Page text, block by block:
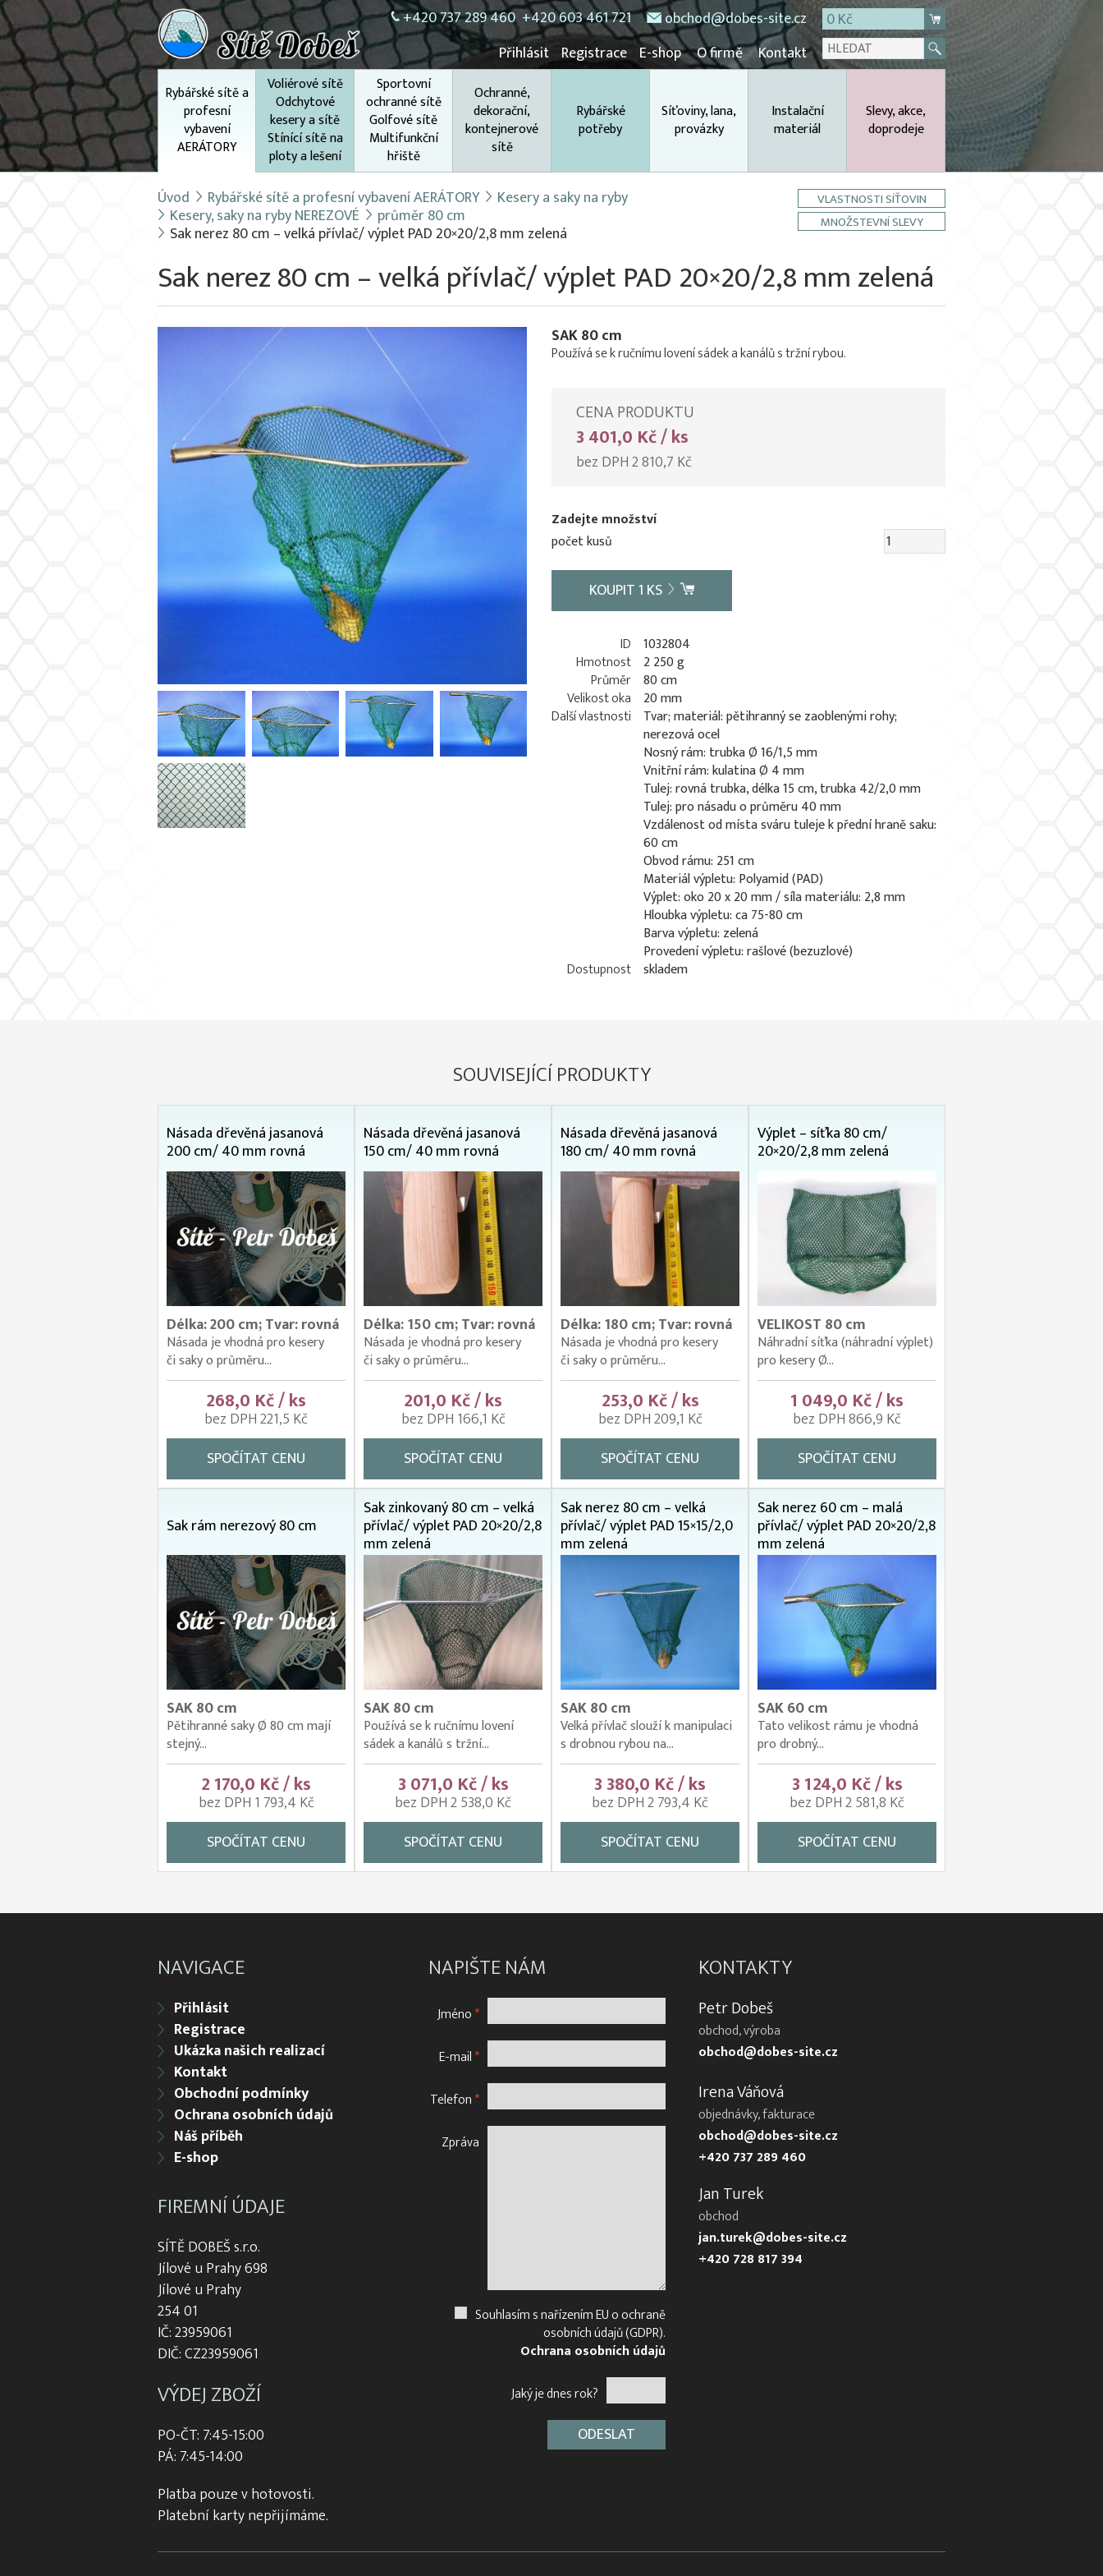
+420 737 289 460 +420 603 461 721 obchod@dobes-site.cz
0 Kč
Přihlásit Registrace E-shop O firmě Kontakt
Rybářské sítě a
profesní
vybavení
AERÁTORY
Voliérové sítě
Odchytové
kesery a sítě
Stínící sítě na
ploty a lešení
Sportovní
ochranné sítě
Golfové sítě
Multifunkční
hřiště
Ochranné,
dekorační,
kontejnerové
sítě
Rybářské
potřeby
Síťoviny, lana,
provázky
Instalační
materiál
Slevy, akce,
doprodeje
Úvod Rybářské sítě a profesní vybavení AERÁTORY Kesery a saky na ryby
Kesery, saky na ryby NEREZOVÉ průměr 80 cm
Sak nerez 80 cm – velká přívlač/ výplet PAD 20×20/2,8 mm zelená
VLASTNOSTI SÍŤOVIN
MNOŽSTEVNÍ SLEVY
Sak nerez 80 cm – velká přívlač/ výplet PAD 20×20/2,8 mm zelená
SAK 80 cm
Používá se k ručnímu lovení sádek a kanálů s tržní rybou.
CENA PRODUKTU
3 401,0 Kč / ks
bez DPH 2 810,7 Kč
Zadejte množství
počet kusů
KOUPIT1 KS
ID 1032804
Hmotnost 2 250 g
Průměr 80 cm
Velikost oka
20 mm
Další vlastnosti
Tvar; materiál: pětihranný se zaoblenými rohy;
nerezová ocel
Nosný rám: trubka Ø 16/1,5 mm
Vnitřní rám: kulatina Ø 4 mm
Tulej: rovná trubka, délka 15 cm, trubka 42/2,0 mm
Tulej: pro násadu o průměru 40 mm
Vzdálenost od místa sváru tuleje k přední hraně saku:
60 cm
Obvod rámu: 251 cm
Materiál výpletu: Polyamid (PAD)
Výplet: oko 20 x 20 mm / síla materiálu: 2,8 mm
Hloubka výpletu: ca 75-80 cm
Barva výpletu: zelená
Provedení výpletu: rašlové (bezuzlové)
Dostupnost skladem
SOUVISEJÍCÍ PRODUKTY
Násada dřevěná jasanová
200 cm/ 40 mm rovná
Délka: 200 cm; Tvar: rovná
Násada je vhodná pro kesery
či saky o průměru...
268,0 Kč / ks
bez DPH 221,5 Kč
SPOČÍTAT CENU
Násada dřevěná jasanová
150 cm/ 40 mm rovná
Délka: 150 cm; Tvar: rovná
Násada je vhodná pro kesery
či saky o průměru...
201,0 Kč / ks
bez DPH 166,1 Kč
SPOČÍTAT CENU
Násada dřevěná jasanová
180 cm/ 40 mm rovná
Délka: 180 cm; Tvar: rovná
Násada je vhodná pro kesery
či saky o průměru...
253,0 Kč / ks
bez DPH 209,1 Kč
SPOČÍTAT CENU
Výplet – síťka 80 cm/
20×20/2,8 mm zelená
VELIKOST 80 cm
Náhradní síťka (náhradní výplet)
pro kesery Ø...
1 049,0 Kč / ks
bez DPH 866,9 Kč
SPOČÍTAT CENU
Sak rám nerezový 80 cm
SAK 80 cm
Pětihranné saky Ø 80 cm mají
stejný...
2 170,0 Kč / ks
bez DPH 1 793,4 Kč
SPOČÍTAT CENU
Sak zinkovaný 80 cm – velká
přívlač/ výplet PAD 20×20/2,8
mm zelená
SAK 80 cm
Používá se k ručnímu lovení
sádek a kanálů s tržní...
3 071,0 Kč / ks
bez DPH 2 538,0 Kč
SPOČÍTAT CENU
Sak nerez 80 cm – velká
přívlač/ výplet PAD 15×15/2,0
mm zelená
SAK 80 cm
Velká přívlač slouží k manipulaci
s drobnou rybou na...
3 380,0 Kč / ks
bez DPH 2 793,4 Kč
SPOČÍTAT CENU
Sak nerez 60 cm – malá
přívlač/ výplet PAD 20×20/2,8
mm zelená
SAK 60 cm
Tato velikost rámu je vhodná
pro drobný...
3 124,0 Kč / ks
bez DPH 2 581,8 Kč
SPOČÍTAT CENU
NAVIGACE
Přihlásit
Registrace
Ukázka našich realizací
Kontakt
Obchodní podmínky
Ochrana osobních údajů
Náš příběh
E-shop
FIREMNÍ ÚDAJE
SÍTĚ DOBEŠ s.r.o.
Jílové u Prahy 698
Jílové u Prahy
254 01
IČ: 23959061
DIČ: CZ23959061
VÝDEJ ZBOŽÍ
PO-ČT: 7:45-15:00
PÁ: 7:45-14:00
Platba pouze v hotovosti.
Platební karty nepřijímáme.
NAPIŠTE NÁM
Jméno*
E-mail*
Telefon*
Zpráva
Souhlasím s nařízením EU o ochraně
osobních údajů (GDPR).
Ochrana osobních údajů
Jaký je dnes rok?
KONTAKTY
Petr Dobeš
obchod, výroba
obchod@dobes-site.cz
Irena Váňová
objednávky, fakturace
obchod@dobes-site.cz
+420 737 289 460
Jan Turek
obchod
jan.turek@dobes-site.cz
+420 728 817 394